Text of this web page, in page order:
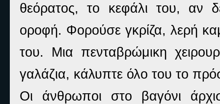
θεόρατος, το κεφάλι του, αν
οροφή. Φορούσε γκρίζα, λερή
του. Μια πενταβρώμικη
γαλάζια, κάλυπτε όλο του το
Οι άνθρωποι στο βαγόνι